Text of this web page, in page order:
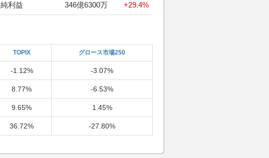
純利益 346億6300万 +29.4%
TOPIX グロース市場250
-1.12% -3.07%
8.77% -6.53%
9.65% 1.45%
36.72% -27.80%